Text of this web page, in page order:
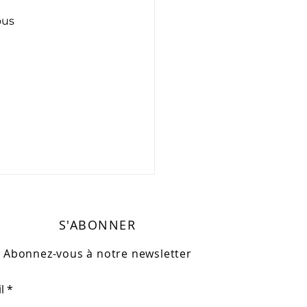
S'ABONNER
Abonnez-vous à notre newsletter